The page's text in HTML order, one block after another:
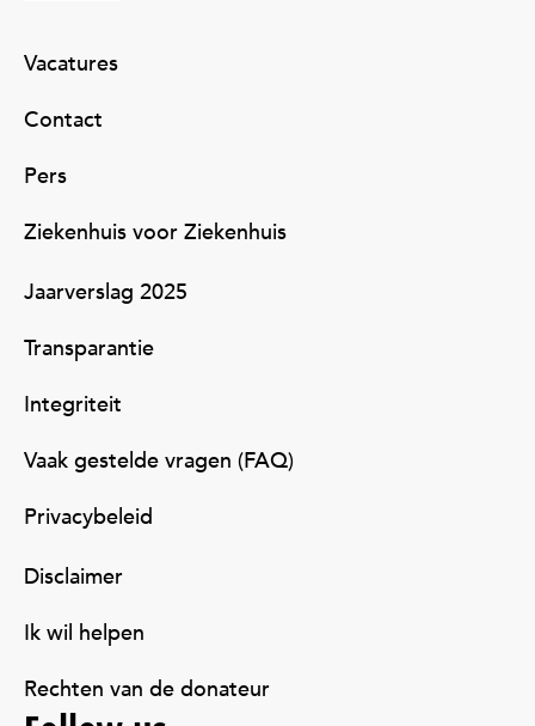
Vacatures
Contact
Pers
Ziekenhuis voor Ziekenhuis
Jaarverslag 2025
Transparantie
Integriteit
Vaak gestelde vragen (FAQ)
Privacybeleid
Disclaimer
Ik wil helpen
Rechten van de donateur